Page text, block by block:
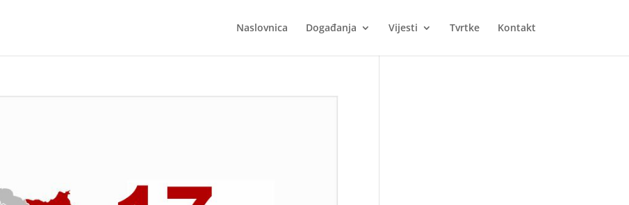
Naslovnica Događanja Vijesti Tvrtke Kontakt